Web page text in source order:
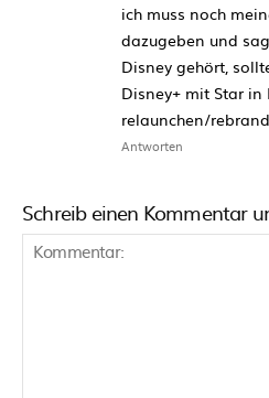
ich muss noch
dazugeben und
Disney gehört,
Disney+ mit Star
relaunchen/
Antworten
Schreib einen Kommentar